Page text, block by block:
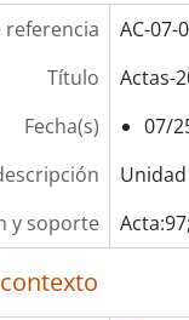
referencia
AC-07-
Título
Actas-
Fecha(s)
07/
y soporte